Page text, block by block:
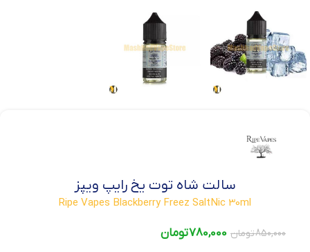
سالت شاه توت یخ رایپ ویپز
Ripe Vapes Blackberry Freez SaltNic 30ml
850,000تومان 780,000تومان